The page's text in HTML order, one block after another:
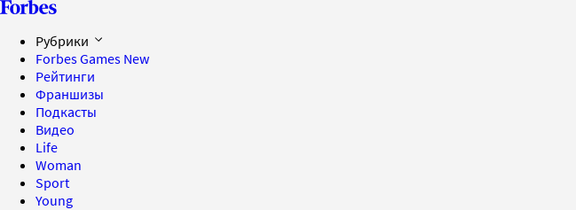
Рубрики
Forbes Games New
Рейтинги
Франшизы
Подкасты
Видео
Life
Woman
Sport
Young